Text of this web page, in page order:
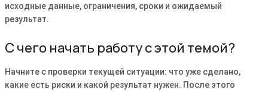
исходные данные, ограничения, сроки и ожидаемый
результат.
С чего начать работу с этой темой?
Начните с проверки текущей ситуации: что уже сделано,
какие есть риски и какой результат нужен. После этого